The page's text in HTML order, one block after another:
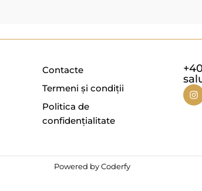
Contacte
Termeni și condiții
Politica de
confidențialitate
Powered by Coderfy